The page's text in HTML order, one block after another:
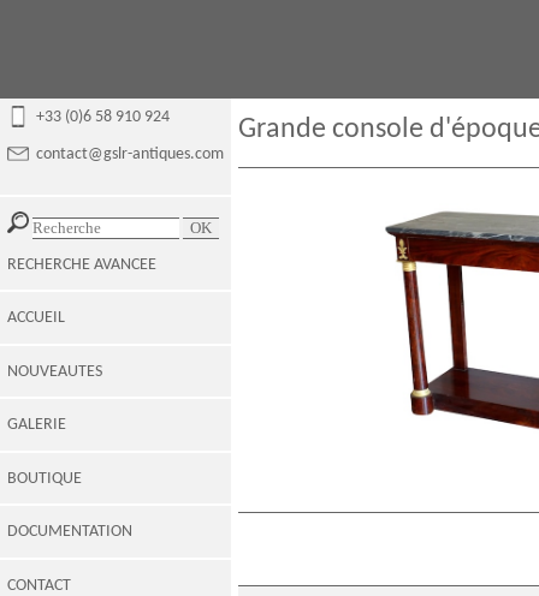
+33 (0)6 58 910 924
contact@gslr-antiques.com
RECHERCHE AVANCEE
ACCUEIL
NOUVEAUTES
GALERIE
BOUTIQUE
DOCUMENTATION
CONTACT
Grande console